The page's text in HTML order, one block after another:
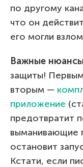
по другому
что он
его могли
Важные
защиты!
вторым —
приложение
предотвратит
выманивающие
остановит
Кстати, если